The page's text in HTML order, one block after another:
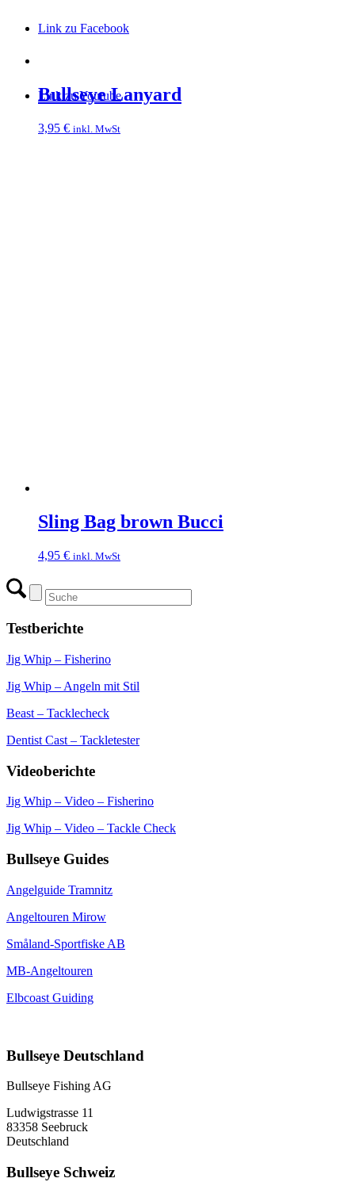
Link zu Facebook
Link zu Youtube
Bullseye Lanyard
3,95 € inkl. MwSt
Sling Bag brown Bucci
4,95 € inkl. MwSt
Testberichte
Jig Whip – Fisherino
Jig Whip – Angeln mit Stil
Beast – Tacklecheck
Dentist Cast – Tackletester
Videoberichte
Jig Whip – Video – Fisherino
Jig Whip – Video – Tackle Check
Bullseye Guides
Angelguide Tramnitz
Angeltouren Mirow
Småland-Sportfiske AB
MB-Angeltouren
Elbcoast Guiding
Bullseye Deutschland
Bullseye Fishing AG
Ludwigstrasse 11
83358 Seebruck
Deutschland
Bullseye Schweiz